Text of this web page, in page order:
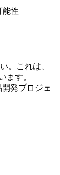
能性
。これは、
ます。
発プロジェ